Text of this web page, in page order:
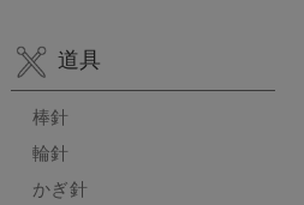
道具
棒針
輪針
かぎ針